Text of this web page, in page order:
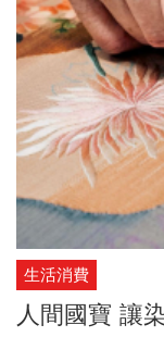
生活消費
人間國寶 讓